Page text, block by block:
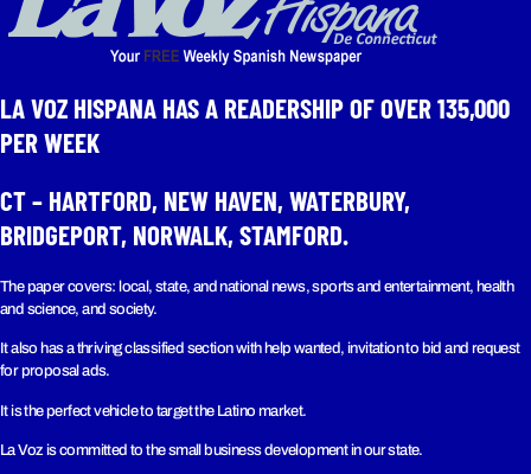
LA VOZ HISPANA HAS A READERSHIP OF OVER 135,000
PER WEEK​
CT – HARTFORD, NEW HAVEN, WATERBURY,
BRIDGEPORT, NORWALK, STAMFORD.
The paper covers: local, state, and national news, sports and entertainment, health
and science, and society.
It also has a thriving classified section with help wanted, invitation to bid and request
for proposal ads.
It is the perfect vehicle to target the Latino market.
La Voz is committed to the small business development in our state.